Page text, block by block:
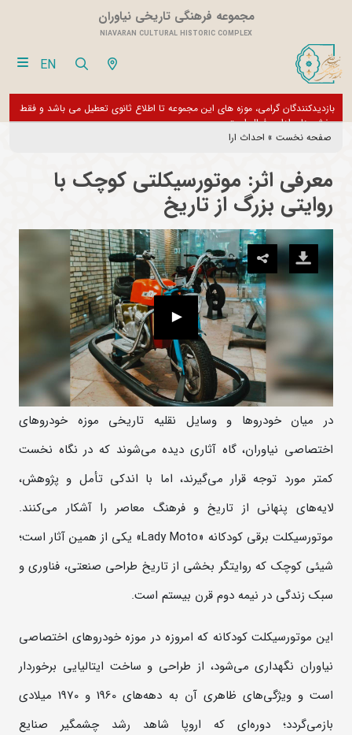
مجموعه فرهنگی تاریخی نیاوران
NIAVARAN CULTURAL HISTORIC COMPLEX
EN
بازدیدکنندگان گرامی، موزه های این مجموعه تا اطلاع ثانوی تعطیل می باشد و فقط
بخش های اداری فعال است
صفحه نخست » احداث ارا
معرفی اثر: موتورسیکلتی کوچک با
روایتی بزرگ از تاریخ
در میان خودروها و وسایل نقلیه تاریخی موزه خودروهای
اختصاصی نیاوران، گاه آثاری دیده می‌شوند که در نگاه نخست
کمتر مورد توجه قرار می‌گیرند، اما با اندکی تأمل و پژوهش،
لایه‌های پنهانی از تاریخ و فرهنگ معاصر را آشکار می‌کنند.
موتورسیکلت برقی کودکانه «Lady Moto» یکی از همین آثار است؛
شیئی کوچک که روایتگر بخشی از تاریخ طراحی صنعتی، فناوری و
سبک زندگی در نیمه دوم قرن بیستم است.
این موتورسیکلت کودکانه که امروزه در موزه خودروهای اختصاصی
نیاوران نگهداری می‌شود، از طراحی و ساخت ایتالیایی برخوردار
است و ویژگی‌های ظاهری آن به دهه‌های 1960 و 1970 میلادی
بازمی‌گردد؛ دوره‌ای که اروپا شاهد رشد چشمگیر صنایع